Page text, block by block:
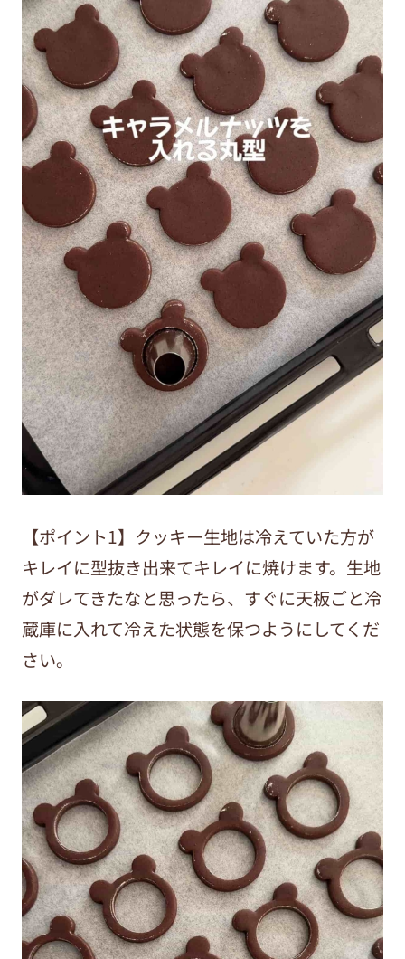
【ポイント1】クッキー生地は冷えていた方が
キレイに型抜き出来てキレイに焼けます。生地
がダレてきたなと思ったら、すぐに天板ごと冷
蔵庫に入れて冷えた状態を保つようにしてくだ
さい。